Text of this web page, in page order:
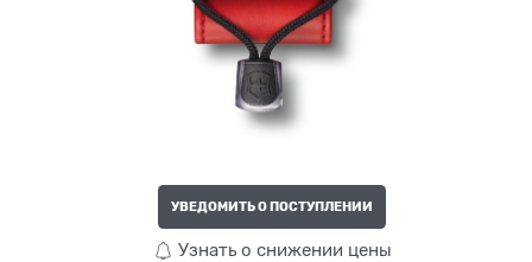
УВЕДОМИТЬ О ПОСТУПЛЕНИИ
Узнать о снижении цены